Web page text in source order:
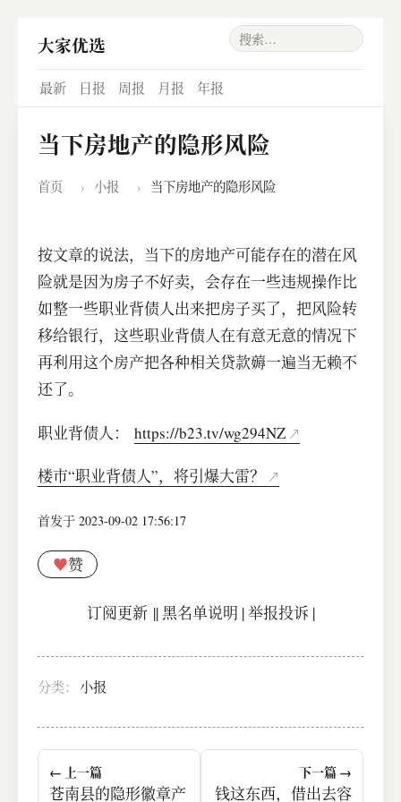
大家优选
最新 日报 周报 月报 年报
当下房地产的隐形风险
首页 › 小报 › 当下房地产的隐形风险
按文章的说法，当下的房地产可能存在的潜在风
险就是因为房子不好卖，会存在一些违规操作比
如整一些职业背债人出来把房子买了，把风险转
移给银行，这些职业背债人在有意无意的情况下
再利用这个房产把各种相关贷款薅一遍当无赖不
还了。
职业背债人：https://b23.tv/wg294NZ
楼市“职业背债人”，将引爆大雷？
首发于 2023-09-02 17:56:17
♥赞
订阅更新||黑名单说明 |举报投诉 |
分类： 小报
← 上一篇
苍南县的隐形徽章产
下一篇 →
钱这东西，借出去容